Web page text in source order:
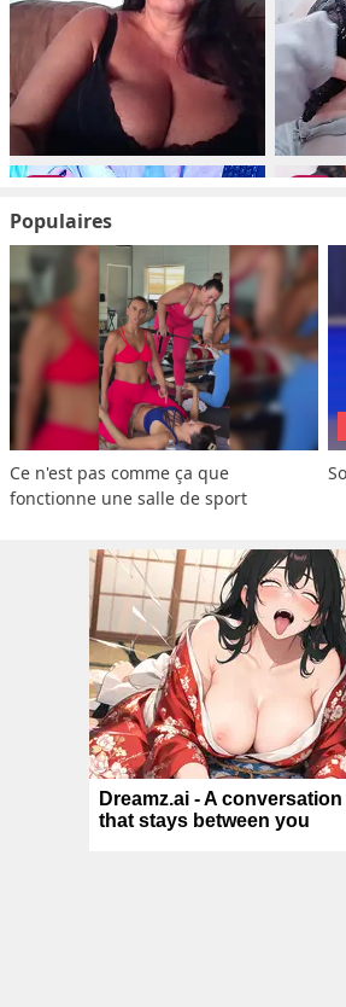
Populaires
Ce n'est pas comme ça que
fonctionne une salle de sport